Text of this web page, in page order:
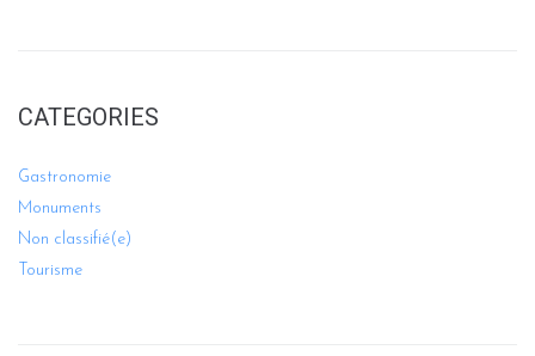
CATEGORIES
Gastronomie
Monuments
Non classifié(e)
Tourisme